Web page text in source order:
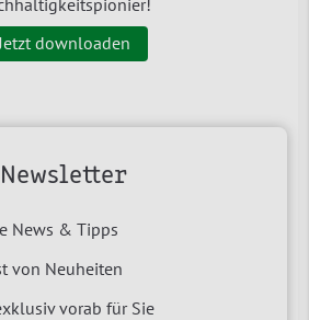
Newsletter
News & Tipps
von Neuheiten
vorab für Sie
Jetzt downloaden